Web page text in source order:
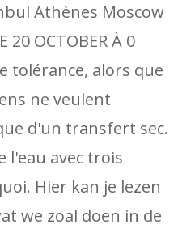
Athènes Moscow
20 OCTOBER À 0
tolérance, alors que
ne veulent
d'un transfert sec.
l'eau avec trois
Hier kan je lezen
we zoal doen in de